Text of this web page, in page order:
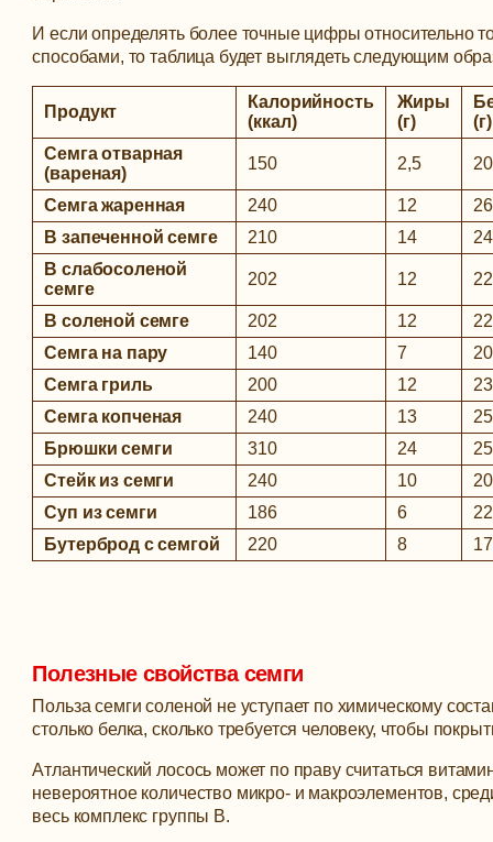
И если определять более точные цифры относительно
способами, то таблица будет выглядеть следующим
Продукт
Калорийность
(ккал)
Жиры
(г)
(г)
Семга отварная
(вареная)
150 2,5 20
Семга жаренная 240 12
26
В запеченной семге
210 14
24
В слабосоленой
семге
202 12 22
В соленой семге 202 12
22
Семга на пару
140 7
20
Семга гриль
200 12
23
Семга копченая
240 13
25
Брюшки семги
310 24
25
Стейк из семги
240 10
20
Суп из семги
186 6
22
Бутерброд с семгой
220 8 17
Полезные свойства семги
Польза семги соленой не уступает по химическому
столько белка, сколько требуется человеку, чтобы
Атлантический лосось может по праву считаться
невероятное количество микро- и макроэлементов,
весь комплекс группы B.